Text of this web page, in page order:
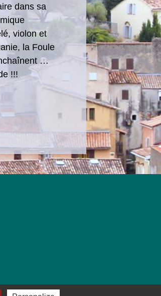
dans sa
violon et
la Foule
…
!!!